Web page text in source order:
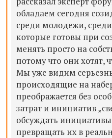
обладаем сегодня
среди молодежи,
которые готовы при
менять просто на
потому что они хотят,
Мы уже видим
происходящие на
преображается без
затрат и инициатив
обсуждать инициативы
превращать их в